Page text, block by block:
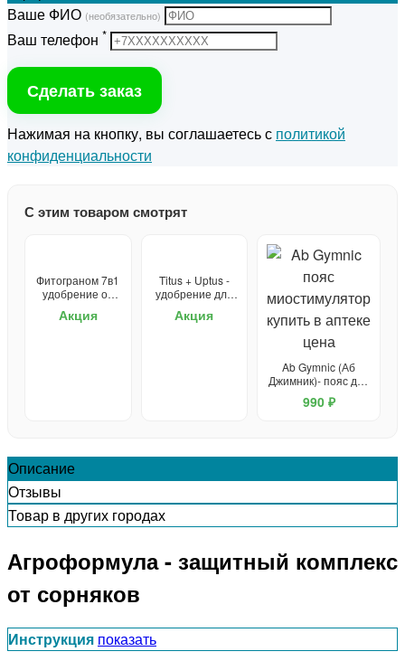
Ваше ФИО (необязательно)
Ваш телефон *
Сделать заказ
Нажимая на кнопку, вы соглашаетесь с политикой
конфиденциальности
С этим товаром смотрят
Фитограном 7в1
удобрение от
Акция
Titus + Uptus -
удобрение для
средство от
Акция
Ab Gymnic (Аб
Джимник)- пояс для
похудения
990 ₽
Описание
Отзывы
Товар в других городах
Агроформула - защитный комплекс
от сорняков
Инструкция показать